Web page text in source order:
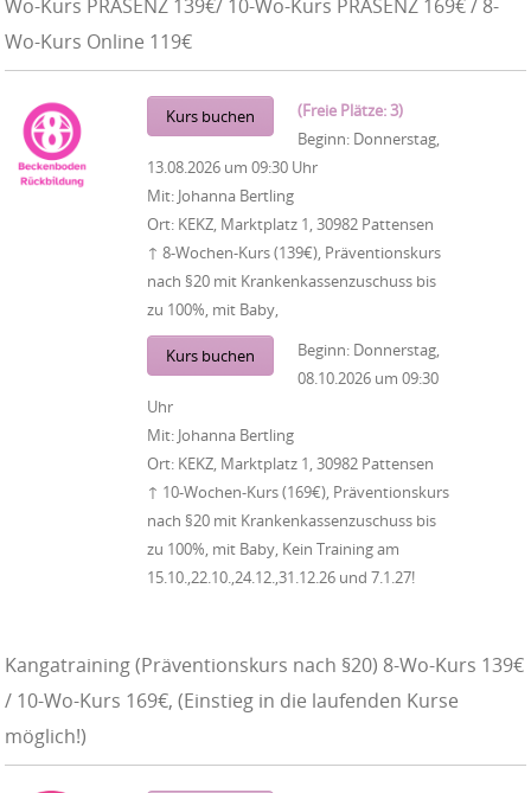
Wo-Kurs PRÄSENZ 139€/ 10-Wo-Kurs PRÄSENZ 169€ / 8-
Wo-Kurs Online 119€
Kurs buchen
(Freie Plätze: 3)
Beginn: Donnerstag,
13.08.2026 um 09:30 Uhr
Mit: Johanna Bertling
Ort: KEKZ, Marktplatz 1, 30982 Pattensen
↑ 8-Wochen-Kurs (139€), Präventionskurs
nach §20 mit Krankenkassenzuschuss bis
zu 100%, mit Baby,
Kurs buchen Beginn: Donnerstag,
08.10.2026 um 09:30
Uhr
Mit: Johanna Bertling
Ort: KEKZ, Marktplatz 1, 30982 Pattensen
↑ 10-Wochen-Kurs (169€), Präventionskurs
nach §20 mit Krankenkassenzuschuss bis
zu 100%, mit Baby, Kein Training am
15.10.,22.10.,24.12.,31.12.26 und 7.1.27!
Kangatraining (Präventionskurs nach §20) 8-Wo-Kurs 139€
/ 10-Wo-Kurs 169€, (Einstieg in die laufenden Kurse
möglich!)